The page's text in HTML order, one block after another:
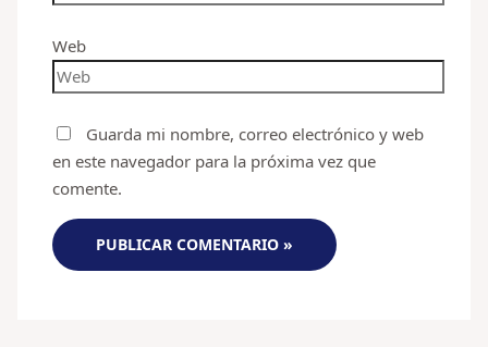
Web
Guarda mi nombre, correo electrónico y web
en este navegador para la próxima vez que
comente.